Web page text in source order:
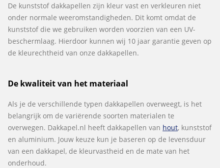
De kunststof dakkapellen zijn kleur vast en verkleuren niet
onder normale weeromstandigheden. Dit komt omdat de
kunststof die we gebruiken worden voorzien van een UV-
beschermlaag. Hierdoor kunnen wij 10 jaar garantie geven op
de kleurechtheid van onze dakkapellen.
De kwaliteit van het materiaal
Als je de verschillende typen dakkapellen overweegt, is het
belangrijk om de variërende soorten materialen te
overwegen. Dakkapel.nl heeft dakkapellen van hout, kunststof
en aluminium. Jouw keuze kun je baseren op de levensduur
van een dakkapel, de kleurvastheid en de mate van het
onderhoud.